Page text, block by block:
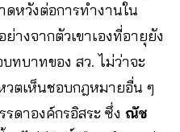
ดหวังต่อการทำงานใน
างจากตัวเขาเองที่อายุยัง
ทบาทของ สว. ไม่ว่าจะ
วตเห็นชอบกฎหมายอื่น ๆ
ดาองค์กรอิสระ ซึ่ง ณัช